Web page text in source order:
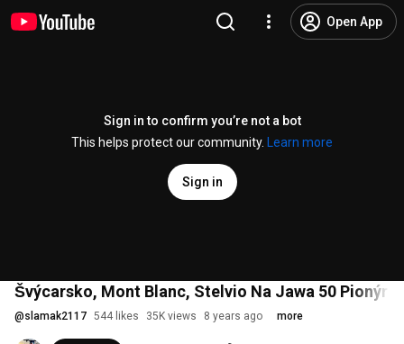
Open App
Sign in to confirm you’re not a bot
This helps protect our community.
Learn more
Sign in
Švýcarsko, Mont Blanc, Stelvio Na Jawa 50 Pionýr /
@slamak2117 544 likes 35K views 8 years ago more